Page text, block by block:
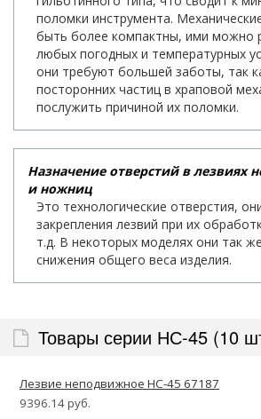
поломки инструмента.
быть более компактны, ими можно
любых погодных и температурных
они требуют большей заботы, так
посторонних частиц в храповой
послужить причиной их поломки.
Назначение отверстий в лезвиях
и ножниц
Это технологические отверстия,
закрепления лезвий при их
т.д. В некоторых моделях они так
снижения общего веса изделия.
Товары серии НС-45 (10
Лезвие неподвижное НС-45 67187
9396.14 руб.